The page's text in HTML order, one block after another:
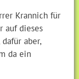
Krannich für
auf dieses
aber,
da ein